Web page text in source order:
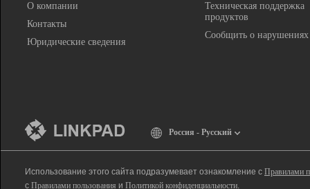
О компании
Контакты
Юридические сведения
Техническая поддержка
продуктов
Сообщить о нарушениях
Россия - Русский
Использование этого сайта подразумевает ознакомление с Правилами
с Правилами пользования и Политикой конфиденциальности.